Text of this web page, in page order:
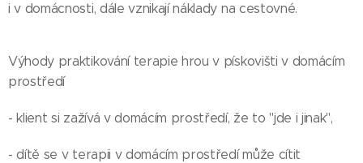
i v domácnosti, dále vznikají náklady na cestovné.
Výhody praktikování terapie hrou v pískovišti v domácím
prostředí
- klient si zažívá v domácím prostředí, že to "jde i jinak",
- dítě se v terapii v domácím prostředí může cítit